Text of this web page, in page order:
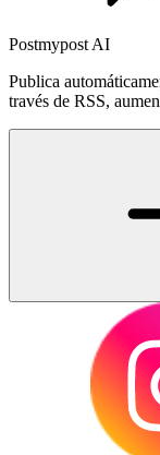
Postmypost AI
Publica
través de RSS,